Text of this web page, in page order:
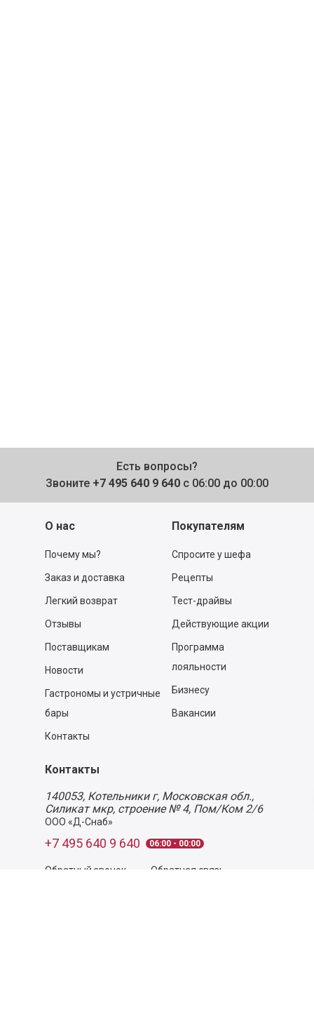
Есть вопросы?
Звоните +7 495 640 9 640 с 06:00 до 00:00
О нас
Почему мы?
Заказ и доставка
Легкий возврат
Отзывы
Поставщикам
Новости
Гастрономы и устричные
бары
Контакты
Покупателям
Спросите у шефа
Рецепты
Тест-драйвы
Действующие акции
Программа
лояльности
Бизнесу
Вакансии
Контакты
140053, Котельники г, Московская обл.,
Силикат мкр, строение № 4, Пом/Ком 2/6
ООО «Д-Снаб»
+7 495 640 9 640 06:00 - 00:00
Обратный звонок Обратная связь